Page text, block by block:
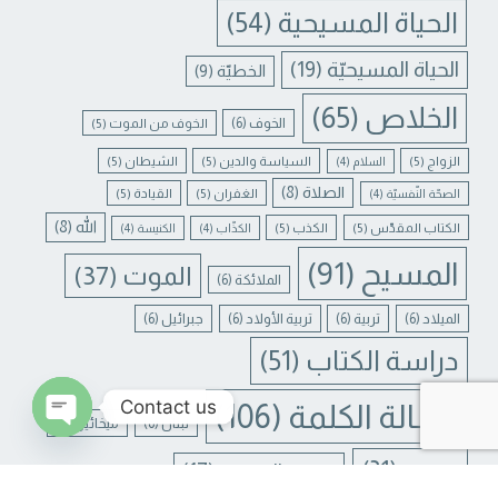
الحياة المسيحية (54)
الحياة المسيحيّة (19) الخطيّة (9)
الخلاص (65) الخوف (6) الخوف من الموت (5)
الزواج (5) السلام (4) السياسة والدين (5) الشيطان (5)
الصحّة النّفسيّة (4) الصلاة(8) الغفران (5) القيادة (5)
الكتاب المقدّس (5) الكذب (5) الكذّاب (4) الكنيسة (4) الله (8)
المسيح (91) الملائكة (6) الموت (37)
الميلاد (6) تربية (6) تربية الأولاد (6) جبرائيل (6)
دراسة الكتاب (51)
رسالة الكلمة (106) لبنان(6) ميخائيل(6)
(31) يسوع المسيح (17)
Contact us